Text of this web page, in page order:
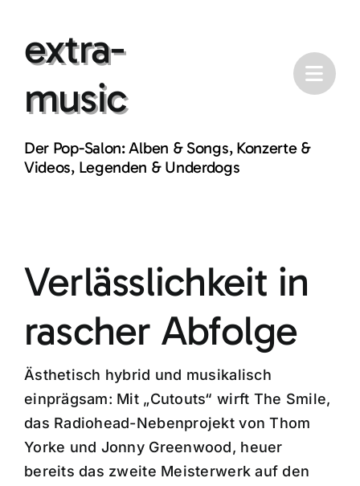
contentextra-
music
Der Pop-Salon: Alben & Songs, Konzerte &
Videos, Legenden & Underdogs
Verlässlichkeit in
rascher Abfolge
Ästhetisch hybrid und musikalisch
einprägsam: Mit „Cutouts“ wirft The Smile,
das Radiohead-Nebenprojekt von Thom
Yorke und Jonny Greenwood, heuer
bereits das zweite Meisterwerk auf den